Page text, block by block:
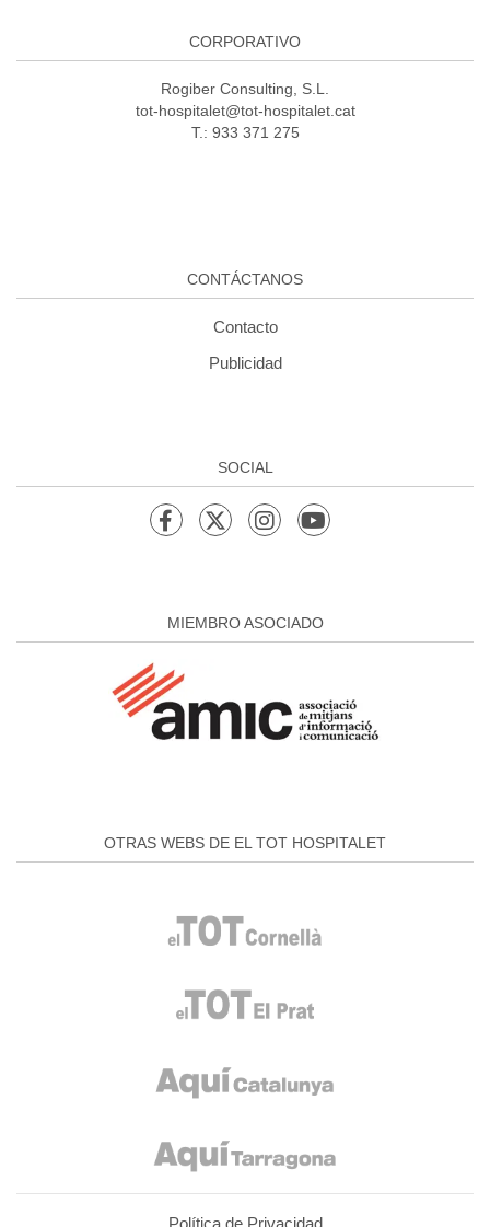
CORPORATIVO
Rogiber Consulting, S.L.
tot-hospitalet@tot-hospitalet.cat
T.: 933 371 275
CONTÁCTANOS
Contacto
Publicidad
SOCIAL
MIEMBRO ASOCIADO
OTRAS WEBS DE EL TOT HOSPITALET